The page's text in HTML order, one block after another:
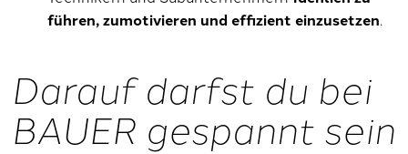
führen, zumotivieren und effizient einzusetzen.
Darauf darfst du bei
BAUER gespannt sein